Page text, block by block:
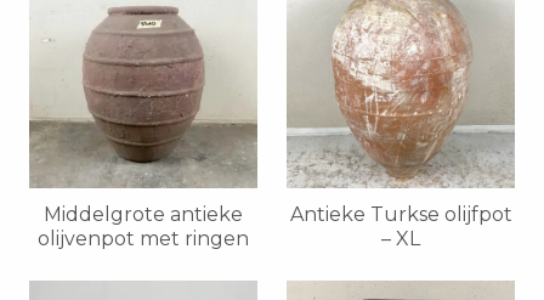
Middelgrote antieke
olijvenpot met ringen
Antieke Turkse olijfpot
– XL